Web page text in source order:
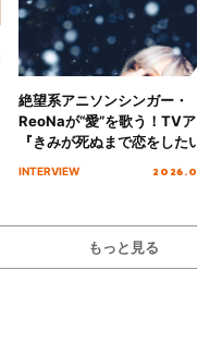
絶望系アニソンシンガー・
ReoNaが“愛”を歌う！TV
『きみが死ぬまで恋をした
INTERVIEW
もっと見る